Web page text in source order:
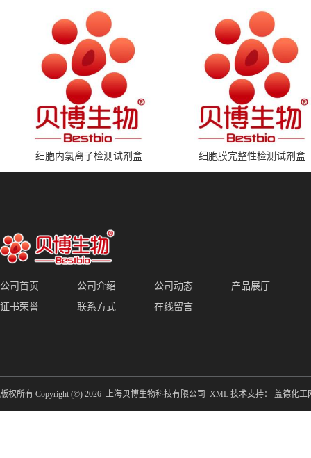
细胞内氯离子检测试剂盒 细胞膜完整性检测试剂盒
公司首页 公司介绍 公司动态
产品展厅
证书荣誉
联系方式 在线留言
版权所有 Copyright (©) 2026 上海贝博生物科技有限公司 XML 技术支持： 盖德化工